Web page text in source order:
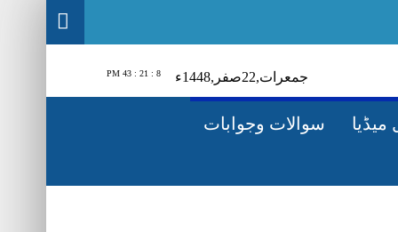
8 : 21 : 44 PM جمعرات‬‮, 22صفر‬, 1448ء
سوالات وجوابات